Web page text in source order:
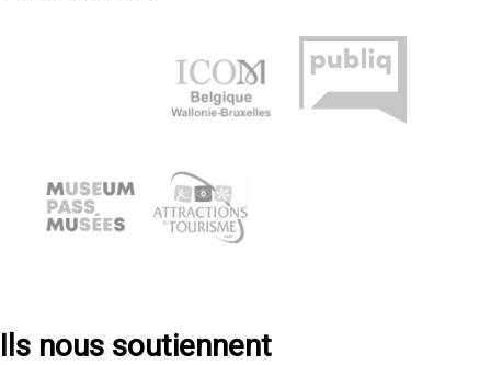
Ils nous soutiennent